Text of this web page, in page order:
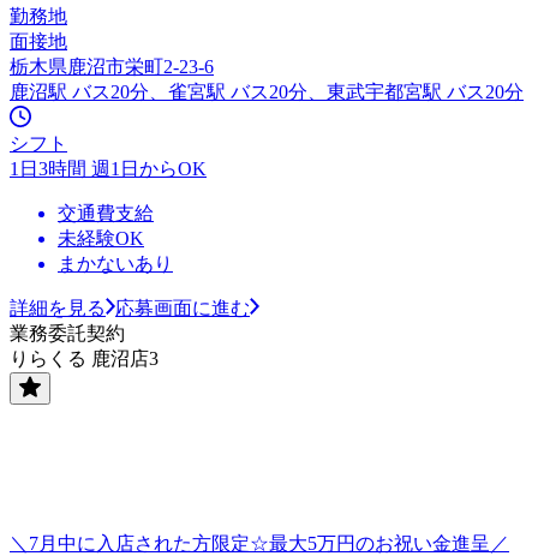
勤務地
面接地
栃木県鹿沼市栄町2-23-6
鹿沼駅 バス20分、雀宮駅 バス20分、東武宇都宮駅 バス20分
シフト
1日3時間 週1日からOK
交通費支給
未経験OK
まかないあり
詳細を見る
応募画面に進む
業務委託契約
りらくる 鹿沼店3
＼7月中に入店された方限定☆最大5万円のお祝い金進呈／